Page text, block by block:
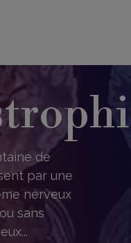
de
par une
nerveux
sans